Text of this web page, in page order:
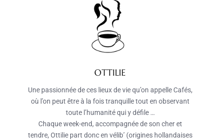
OTTILIE
Une passionnée de ces lieux de vie qu’on appelle Cafés,
où l’on peut être à la fois tranquille tout en observant
toute l’humanité qui y défile …
Chaque week-end, accompagnée de son cher et
tendre, Ottilie part donc en vélib’ (origines hollandaises